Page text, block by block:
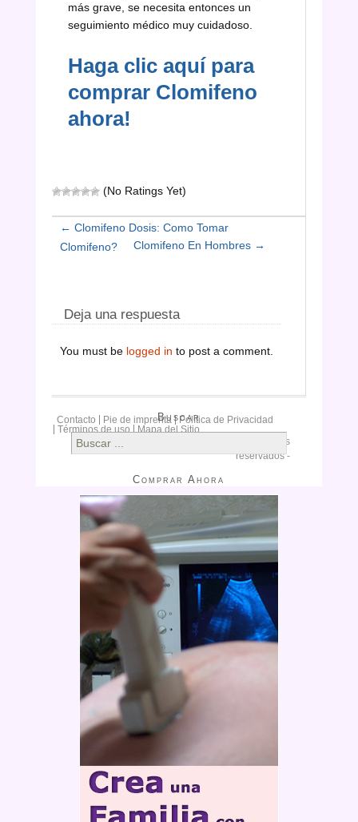
más grave, se necesita entonces un
seguimiento médico muy cuidadoso.
Haga clic aquí para
comprar Clomifeno
ahora!
(No Ratings Yet)
Post
← Clomifeno Dosis: Como Tomar
Clomifeno?
Clomifeno En Hombres →
Deja una respuesta
You must be logged in to post a comment.
Buscar
Buscar
Comprar Ahora
Contacto Pie de imprenta
Política de Privacidad
Términos de uso
Mapa del Sitio
Copyright © 2015
Todos los derechos
reservados -